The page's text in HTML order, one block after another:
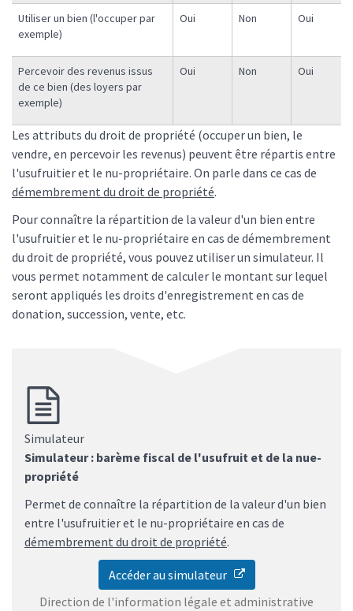
Utiliser un bien (l'occuper par
exemple)
Oui Non Oui
Percevoir des revenus issus
de ce bien (des loyers par
exemple)
Oui Non Oui
Les attributs du droit de propriété (occuper un bien, le
vendre, en percevoir les revenus) peuvent être répartis entre
l'usufruitier et le nu-propriétaire. On parle dans ce cas de
démembrement du droit de propriété.
Pour connaître la répartition de la valeur d'un bien entre
l'usufruitier et le nu-propriétaire en cas de démembrement
du droit de propriété, vous pouvez utiliser un simulateur. Il
vous permet notamment de calculer le montant sur lequel
seront appliqués les droits d'enregistrement en cas de
donation, succession, vente, etc.
Simulateur
Simulateur : barème fiscal de l'usufruit et de la nue-
propriété
Permet de connaître la répartition de la valeur d'un bien
entre l'usufruitier et le nu-propriétaire en cas de
démembrement du droit de propriété.
Accéder au simulateur
Direction de l'information légale et administrative